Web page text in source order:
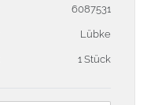
6087531
Lübke
1 Stück